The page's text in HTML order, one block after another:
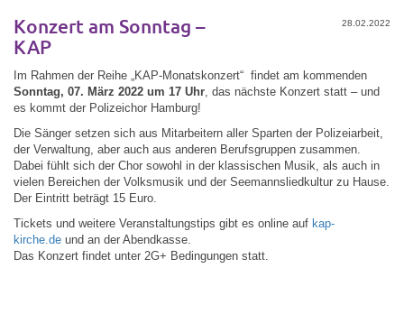
28.02.2022
Konzert am Sonntag –
KAP
Im Rahmen der Reihe „KAP-Monatskonzert“ findet am kommenden
Sonntag, 07. März 2022 um 17 Uhr, das nächste Konzert statt – und
es kommt der Polizeichor Hamburg!
Die Sänger setzen sich aus Mitarbeitern aller Sparten der Polizeiarbeit,
der Verwaltung, aber auch aus anderen Berufsgruppen zusammen.
Dabei fühlt sich der Chor sowohl in der klassischen Musik, als auch in
vielen Bereichen der Volksmusik und der Seemannsliedkultur zu Hause.
Der Eintritt beträgt 15 Euro.
Tickets und weitere Veranstaltungstips gibt es online auf kap-
kirche.de und an der Abendkasse.
Das Konzert findet unter 2G+ Bedingungen statt.